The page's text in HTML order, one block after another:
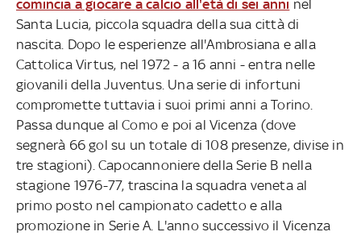
comincia a giocare a calcio all'età di sei anni nel
Santa Lucia, piccola squadra della sua città di
nascita. Dopo le esperienze all'Ambrosiana e alla
Cattolica Virtus, nel 1972 - a 16 anni - entra nelle
giovanili della Juventus. Una serie di infortuni
compromette tuttavia i suoi primi anni a Torino.
Passa dunque al Como e poi al Vicenza (dove
segnerà 66 gol su un totale di 108 presenze, divise in
tre stagioni). Capocannoniere della Serie B nella
stagione 1976-77, trascina la squadra veneta al
primo posto nel campionato cadetto e alla
promozione in Serie A. L'anno successivo il Vicenza